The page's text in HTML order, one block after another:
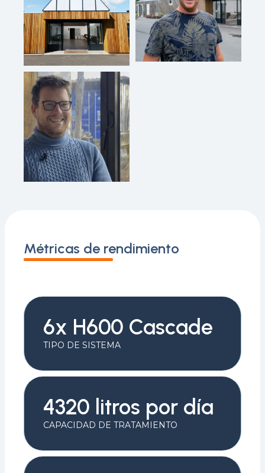
Métricas de rendimiento
6x H600 Cascade
TIPO DE SISTEMA
4320 litros por día
CAPACIDAD DE TRATAMIENTO